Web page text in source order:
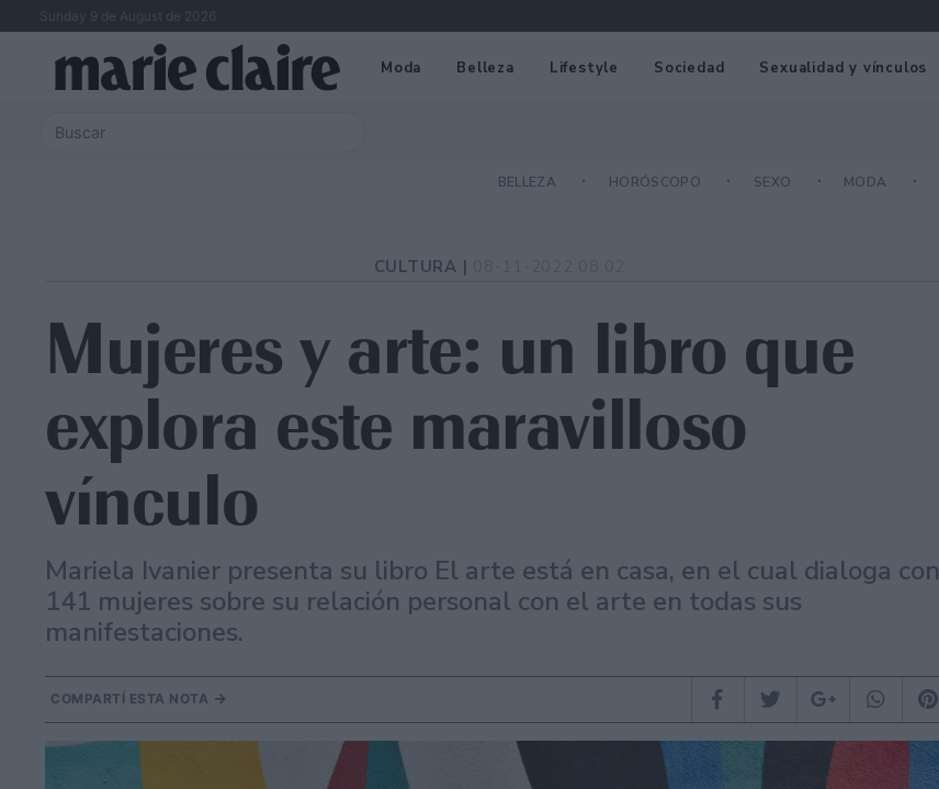
Sunday 9 de August de 2026
Moda Belleza Lifestyle Sociedad Sexualidad y vínculos
BELLEZA HORÓSCOPO SEXO MODA
CULTURA |
Mujeres y arte: un libro que
explora este maravilloso
vínculo
Mariela Ivanier presenta su libro El arte está en casa, en el cual dialoga con
141 mujeres sobre su relación personal con el arte en todas sus
manifestaciones.
COMPARTÍ ESTA NOTA